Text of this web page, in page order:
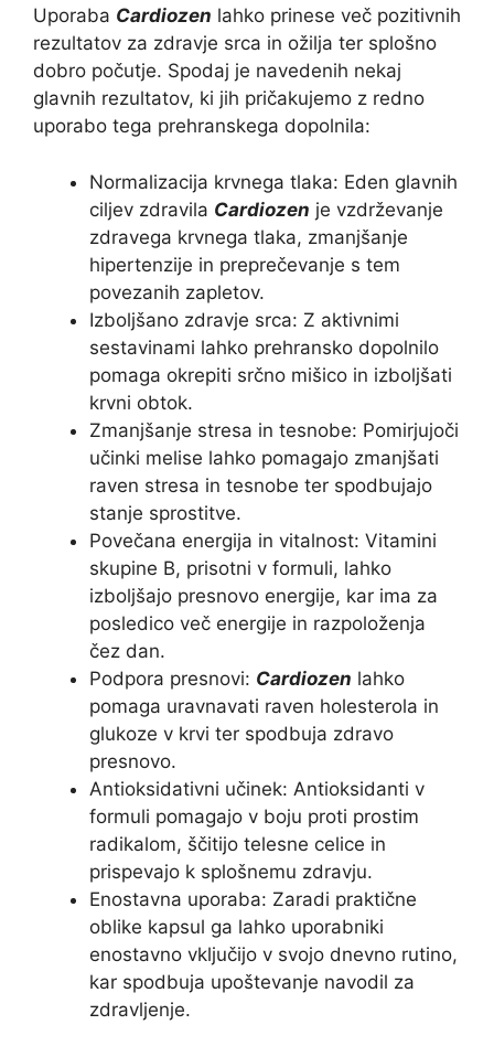
Uporaba Cardiozen lahko prinese več pozitivnih
rezultatov za zdravje srca in ožilja ter splošno
dobro počutje. Spodaj je navedenih nekaj
glavnih rezultatov, ki jih pričakujemo z redno
uporabo tega prehranskega dopolnila:
Normalizacija krvnega tlaka: Eden glavnih
ciljev zdravila Cardiozen je vzdrževanje
zdravega krvnega tlaka, zmanjšanje
hipertenzije in preprečevanje s tem
povezanih zapletov.
Izboljšano zdravje srca: Z aktivnimi
sestavinami lahko prehransko dopolnilo
pomaga okrepiti srčno mišico in izboljšati
krvni obtok.
Zmanjšanje stresa in tesnobe: Pomirjujoči
učinki melise lahko pomagajo zmanjšati
raven stresa in tesnobe ter spodbujajo
stanje sprostitve.
Povečana energija in vitalnost: Vitamini
skupine B, prisotni v formuli, lahko
izboljšajo presnovo energije, kar ima za
posledico več energije in razpoloženja
čez dan.
Podpora presnovi: Cardiozen lahko
pomaga uravnavati raven holesterola in
glukoze v krvi ter spodbuja zdravo
presnovo.
Antioksidativni učinek: Antioksidanti v
formuli pomagajo v boju proti prostim
radikalom, ščitijo telesne celice in
prispevajo k splošnemu zdravju.
Enostavna uporaba: Zaradi praktične
oblike kapsul ga lahko uporabniki
enostavno vključijo v svojo dnevno rutino,
kar spodbuja upoštevanje navodil za
zdravljenje.